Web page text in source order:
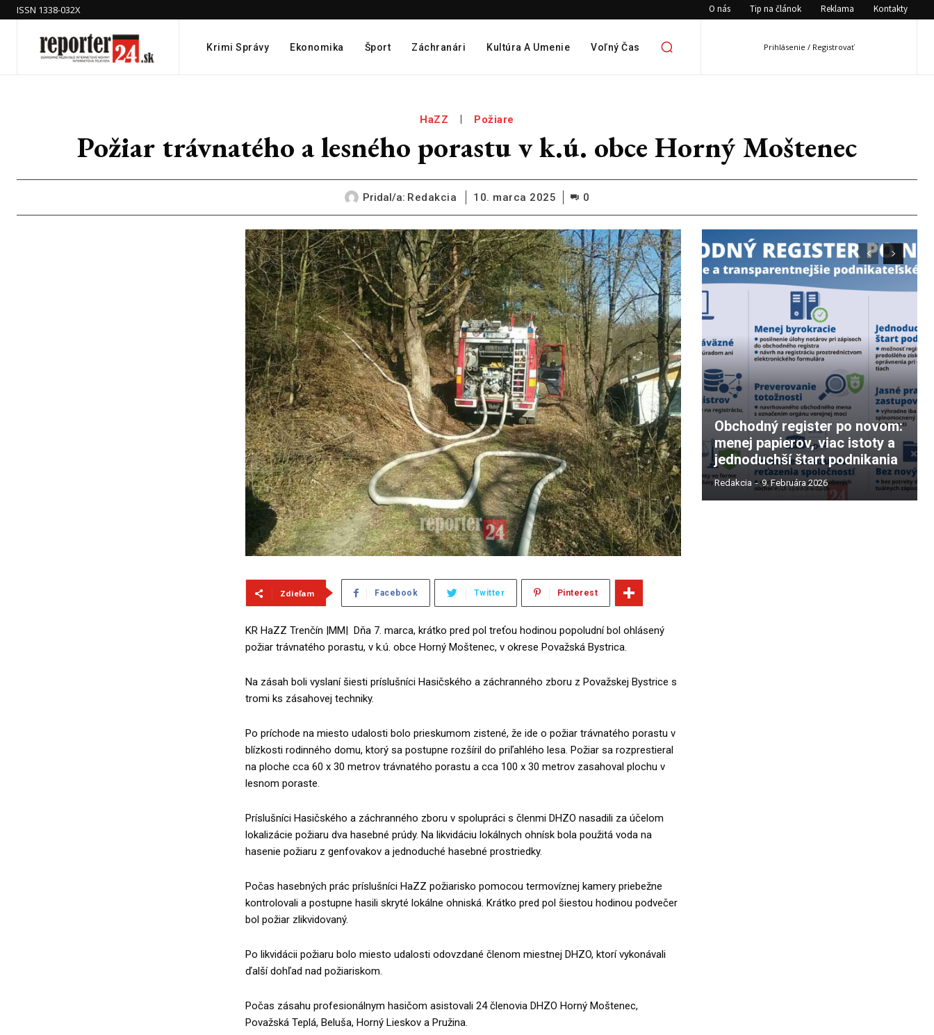
ISSN 1338-032X O nás Tip na článok Reklama Kontakty
Krimi Správy Ekonomika Šport Záchranári Kultúra A Umenie Voľný Čas Prihlásenie / Registrovať
HaZZ Požiare
Požiar trávnatého a lesného porastu v k.ú. obce Horný Moštenec
Pridal/a: Redakcia 10. marca 2025 0
Zdieľam Facebook Twitter Pinterest
KR HaZZ Trenčín |MM| Dňa 7. marca, krátko pred pol treťou hodinou popoludní bol ohlásený
požiar trávnatého porastu, v k.ú. obce Horný Moštenec, v okrese Považská Bystrica.
Na zásah boli vyslaní šiesti príslušníci Hasičského a záchranného zboru z Považskej Bystrice s
tromi ks zásahovej techniky.
Po príchode na miesto udalosti bolo prieskumom zistené, že ide o požiar trávnatého porastu v
blízkosti rodinného domu, ktorý sa postupne rozšíril do priľahlého lesa. Požiar sa rozprestieral
na ploche cca 60 x 30 metrov trávnatého porastu a cca 100 x 30 metrov zasahoval plochu v
lesnom poraste.
Príslušníci Hasičského a záchranného zboru v spolupráci s členmi DHZO nasadili za účelom
lokalizácie požiaru dva hasebné prúdy. Na likvidáciu lokálnych ohnísk bola použitá voda na
hasenie požiaru z genfovakov a jednoduché hasebné prostriedky.
Počas hasebných prác príslušníci HaZZ požiarisko pomocou termovíznej kamery priebežne
kontrolovali a postupne hasili skryté lokálne ohniská. Krátko pred pol šiestou hodinou podvečer
bol požiar zlikvidovaný.
Po likvidácii požiaru bolo miesto udalosti odovzdané členom miestnej DHZO, ktorí vykonávali
ďalší dohľad nad požiariskom.
Počas zásahu profesionálnym hasičom asistovali 24 členovia DHZO Horný Moštenec,
Považská Teplá, Beluša, Horný Lieskov a Pružina.
Obchodný register po novom:
menej papierov, viac istoty a
jednoduchší štart podnikania
Redakcia - 9. Februára 2026